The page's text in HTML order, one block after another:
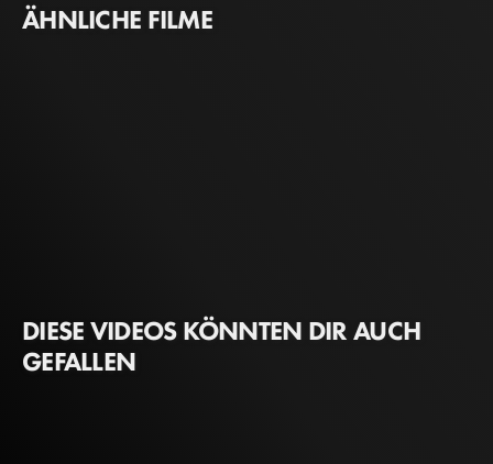
ÄHNLICHE FILME
DIESE VIDEOS KÖNNTEN DIR AUCH
GEFALLEN